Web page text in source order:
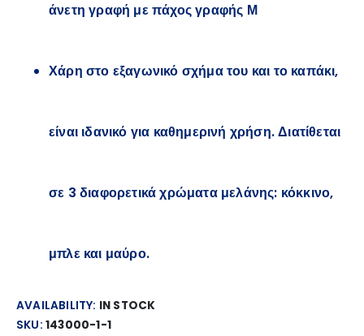
άνετη γραφή με πάχος γραφής Μ
Χάρη στο εξαγωνικό σχήμα του και το καπάκι,
είναι ιδανικό για καθημερινή χρήση. Διατίθεται
σε 3 διαφορετικά χρώματα μελάνης: κόκκινο,
μπλε και μαύρο.
AVAILABILITY: IN STOCK
SKU: 143000-1-1